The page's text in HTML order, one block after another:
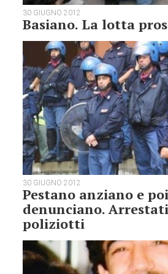
30 GIUGNO 2012
Basiano. La lotta
30 GIUGNO 2012
Pestano anziano e
denunciano.
poliziotti